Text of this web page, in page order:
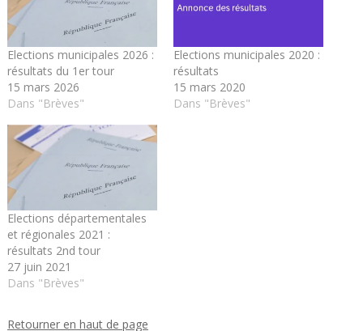
Elections municipales 2026 :
résultats du 1er tour
15 mars 2026
Dans "Brèves"
Elections municipales 2020 :
résultats
15 mars 2020
Dans "Brèves"
Elections départementales
et régionales 2021 :
résultats 2nd tour
27 juin 2021
Dans "Brèves"
Retourner en haut de page